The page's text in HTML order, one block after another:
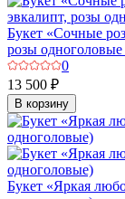
Букет «Сочные
розы одноголовые
0
13 500 ₽
В корзину
Букет «Яркая